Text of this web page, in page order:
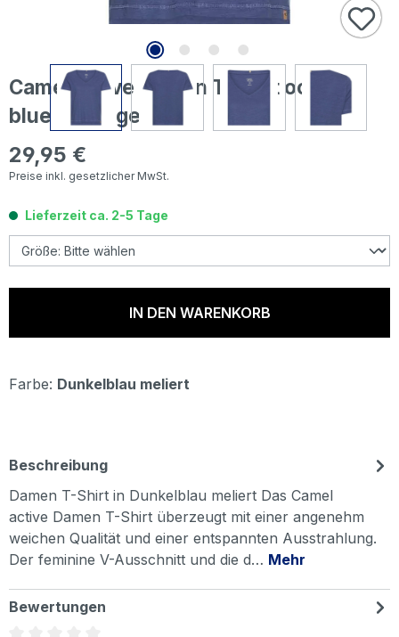
Camel active Damen T-Shirt ocean
blue melange
Regulärer Preis:
29,95 €
Preise inkl. gesetzlicher MwSt.
Lieferzeit ca. 2-5 Tage
IN DEN WARENKORB
Farbe: Dunkelblau meliert
Beschreibung
Damen T-Shirt in Dunkelblau meliert Das Camel
active Damen T-Shirt überzeugt mit einer angenehm
weichen Qualität und einer entspannten Ausstrahlung.
Der feminine V-Ausschnitt und die d… Mehr
Bewertungen